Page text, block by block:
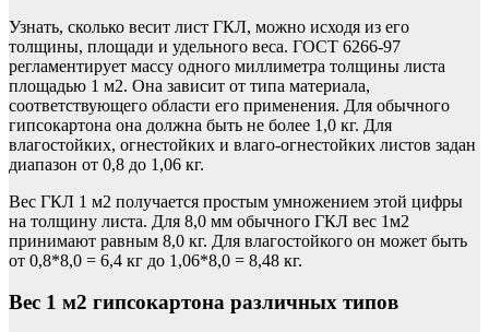
Узнать, сколько весит лист ГКЛ, можно исходя из его
толщины, площади и удельного веса. ГОСТ 6266-97
регламентирует массу одного миллиметра толщины листа
площадью 1 м2. Она зависит от типа материала,
соответствующего области его применения. Для обычного
гипсокартона она должна быть не более 1,0 кг. Для
влагостойких, огнестойких и влаго-огнестойких листов задан
диапазон от 0,8 до 1,06 кг.
Вес ГКЛ 1 м2 получается простым умножением этой цифры
на толщину листа. Для 8,0 мм обычного ГКЛ вес 1м2
принимают равным 8,0 кг. Для влагостойкого он может быть
от 0,8*8,0 = 6,4 кг до 1,06*8,0 = 8,48 кг.
Вес 1 м2 гипсокартона различных типов